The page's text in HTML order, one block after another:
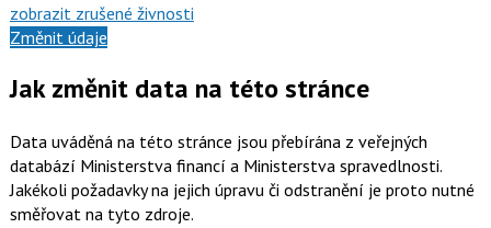
zobrazit zrušené živnosti
Změnit údaje
Jak změnit data na této stránce
Data uváděná na této stránce jsou přebírána z veřejných
databází Ministerstva financí a Ministerstva spravedlnosti.
Jakékoli požadavky na jejich úpravu či odstranění je proto nutné
směřovat na tyto zdroje.